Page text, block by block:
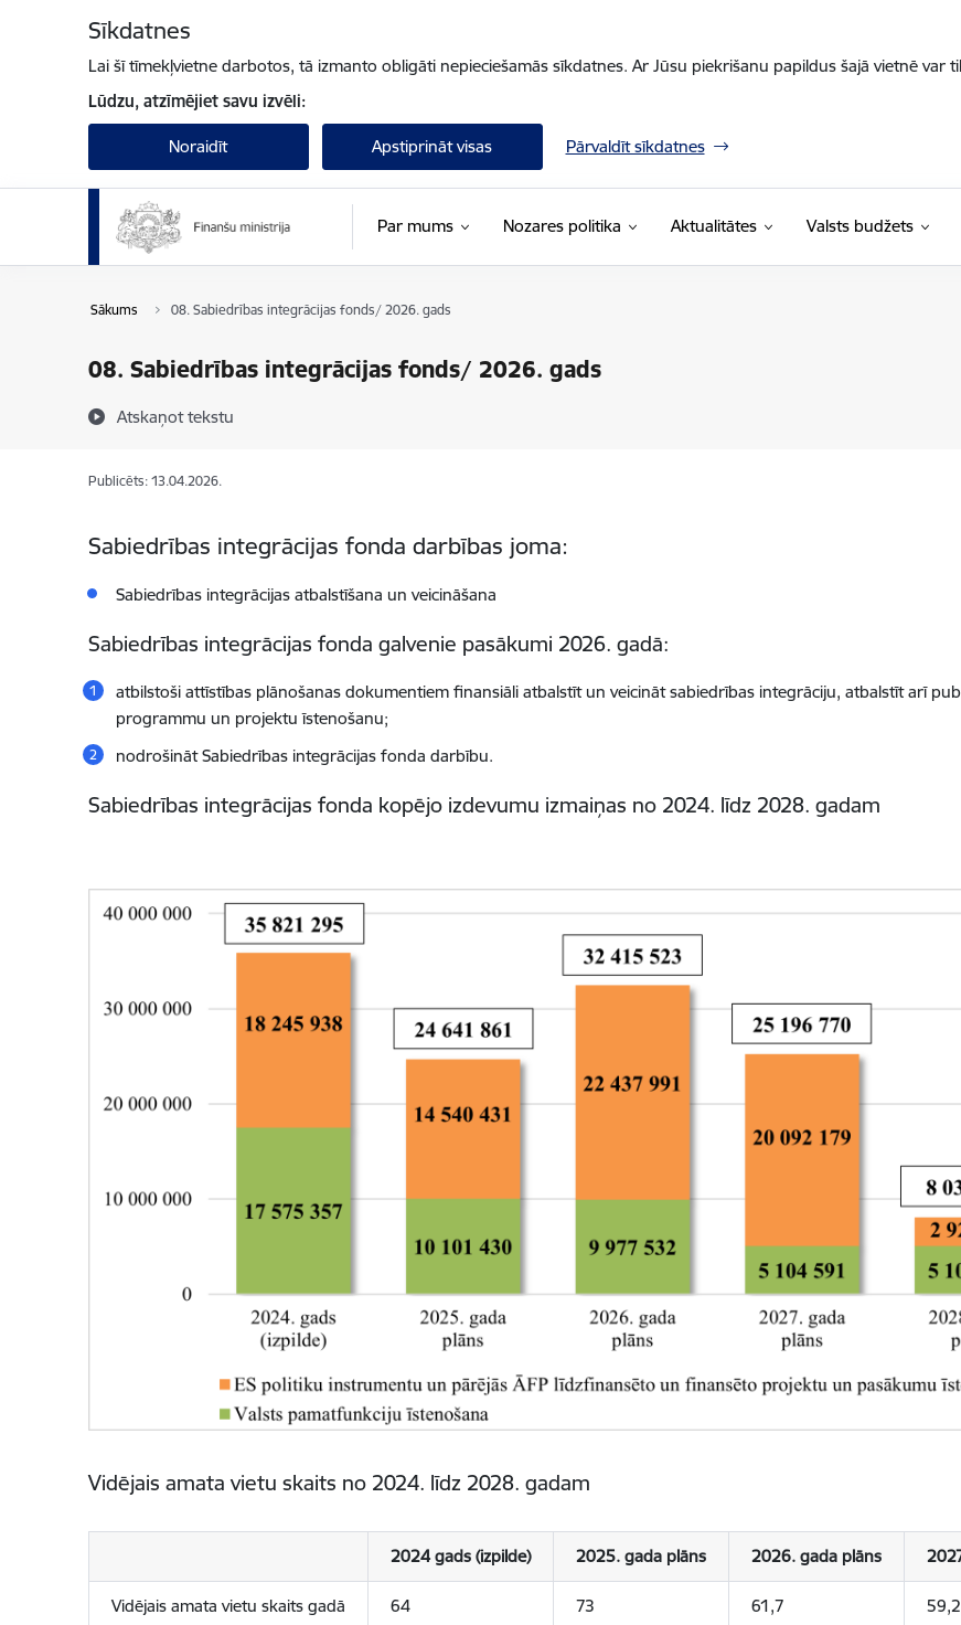
Sīkdatnes
Lai šī tīmekļvietne darbotos, tā izmanto obligāti nepieciešamās sīkdatnes. Ar Jūsu piekrišanu papildus šajā vietnē var
Lūdzu, atzīmējiet savu izvēli:
Noraidīt Apstiprināt visas Pārvaldīt sīkdatnes
Par mums Nozares politika Aktualitātes Valsts budžets
Sākums 08. Sabiedrības integrācijas fonds/ 2026. gads
08. Sabiedrības integrācijas fonds/ 2026. gads
Atskaņot tekstu
Publicēts: 13.04.2026.
Sabiedrības integrācijas fonda darbības joma:
Sabiedrības integrācijas atbalstīšana un veicināšana
Sabiedrības integrācijas fonda galvenie pasākumi 2026. gadā:
atbilstoši attīstības plānošanas dokumentiem finansiāli atbalstīt un veicināt sabiedrības integrāciju, atbalstīt arī
programmu un projektu īstenošanu;
nodrošināt Sabiedrības integrācijas fonda darbību.
Sabiedrības integrācijas fonda kopējo izdevumu izmaiņas no 2024. līdz 2028. gadam
Vidējais amata vietu skaits no 2024. līdz 2028. gadam
2024 gads (izpilde) 2025. gada plāns 2026. gada plāns
Vidējais amata vietu skaits gadā 64 73 61,7 59,2